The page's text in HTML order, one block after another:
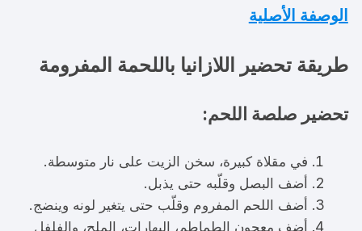
الوصفة الأصلية
طريقة تحضير اللازانيا باللحمة المفرومة
تحضير صلصة اللحم:
في مقلاة كبيرة، سخن الزيت على نار متوسطة.
أضف البصل وقلّبه حتى يذبل.
أضف اللحم المفروم وقلّب حتى يتغير لونه وينضج.
أضف معجون الطماطم، البهارات، الملح، والفلفل